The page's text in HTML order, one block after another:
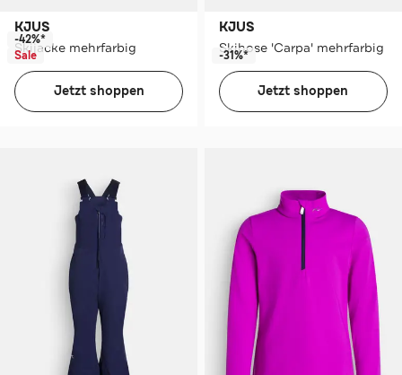
KJUS
Skijacke mehrfarbig
-42%*
Sale
Jetzt shoppen
KJUS
Skihose 'Carpa' mehrfarbig
-31%*
Jetzt shoppen